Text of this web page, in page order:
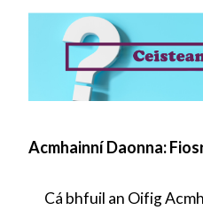
Eolas Fúinn
Don Fhoireann
Tar ag obair linn
Nuacht
Acmhainní Daonna:
Cá bhfuil an Oifig